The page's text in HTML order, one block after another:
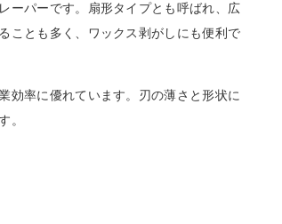
ーパーです。扇形タイプとも呼ばれ、広
ことも多く、ワックス剥がしにも便利で
効率に優れています。刃の薄さと形状に
。